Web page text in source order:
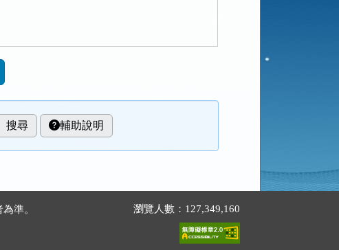
輔助說明
準。
瀏覽人數：127,349,160